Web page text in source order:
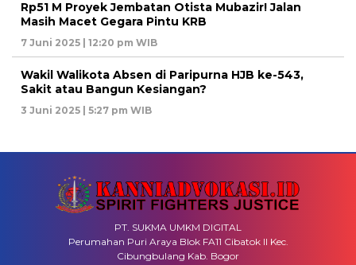
Rp51 M Proyek Jembatan Otista Mubazir! Jalan
Masih Macet Gegara Pintu KRB
7 Juni 2025 | 12:20 pm WIB
Wakil Walikota Absen di Paripurna HJB ke-543,
Sakit atau Bangun Kesiangan?
3 Juni 2025 | 5:27 pm WIB
PT. SUKMA UMKM DIGITAL
Perumahan Puri Araya Blok FA11 Cibatok II Kec.
Cibungbulang Kab. Bogor